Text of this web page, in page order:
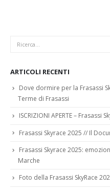
ARTICOLI RECENTI
Dove dormire per la Frasassi
Terme di Frasassi
ISCRIZIONI APERTE –
Frasassi Skyrace 2025 // Il
Frasassi Skyrace 2025:
Marche
Foto della Frasassi SkyRace